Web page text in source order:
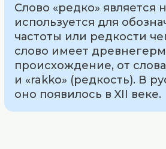
Слово «редко» является
используется для
частоты или редкости
слово имеет
происхождение, от
и «rakko» (редкость). В
оно появилось в XII веке.